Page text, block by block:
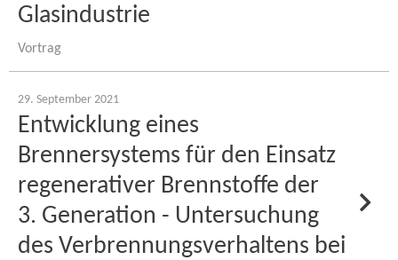
Glasindustrie
Vortrag
29. September 2021
Entwicklung eines
Brennersystems für den Einsatz
regenerativer Brennstoffe der
3. Generation - Untersuchung
des Verbrennungsverhaltens bei